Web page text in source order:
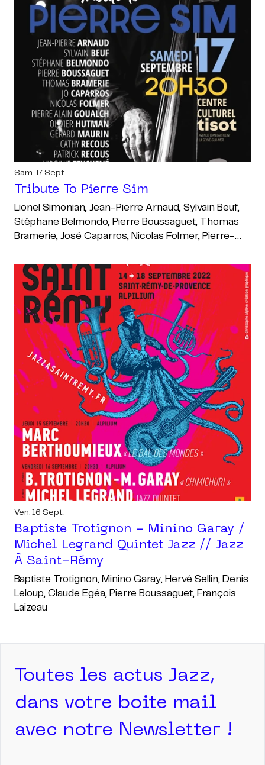
Sam. 17 Sept.
Tribute To Pierre Sim
Lionel Simonian, Jean-Pierre Arnaud, Sylvain Beuf,
Stéphane Belmondo, Pierre Boussaguet, Thomas
Bramerie, José Caparros, Nicolas Folmer, Pierre-
Recous, Patrick Recous, Virginie Teychené, Jean-
Marie Carniel
Ven. 16 Sept.
Baptiste Trotignon - Minino Garay /
Michel Legrand Quintet Jazz // Jazz
À Saint-Rémy
Baptiste Trotignon, Minino Garay, Hervé Sellin, Denis
Leloup, Claude Egéa, Pierre Boussaguet, François
Laizeau
Toutes les actus Jazz,
dans votre boite mail
avec notre Newsletter !